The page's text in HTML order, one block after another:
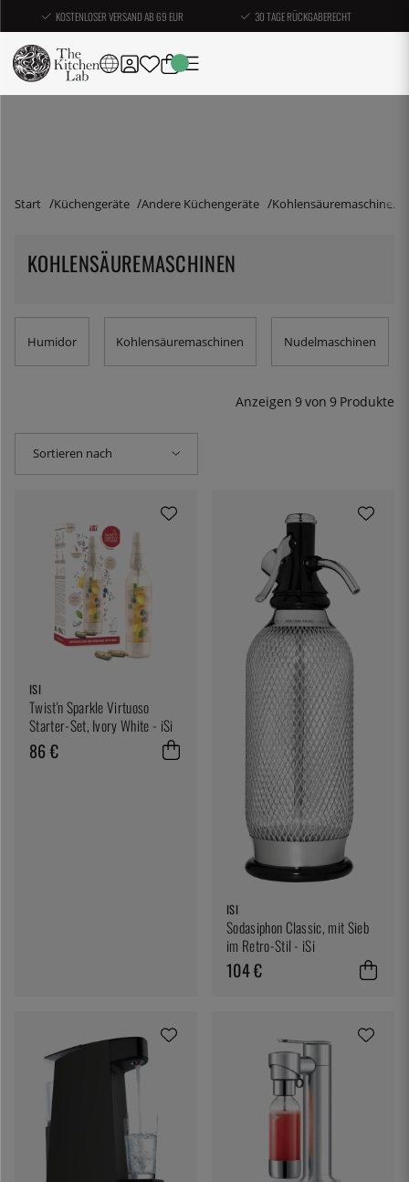
KOSTENLOSER VERSAND AB 69 EUR 30 TAGE RÜCKGABERECHT
Start Küchengeräte Andere Küchengeräte Kohlensäuremaschinen
KOHLENSÄUREMASCHINEN
Humidor Kohlensäuremaschinen Nudelmaschinen
Anzeigen 9von 9 Produkte
Sortieren nach
ISI
Twist'n Sparkle Virtuoso
Starter-Set, Ivory White - iSi
86 €
ISI
Sodasiphon Classic, mit Sieb
im Retro-Stil - iSi
104 €